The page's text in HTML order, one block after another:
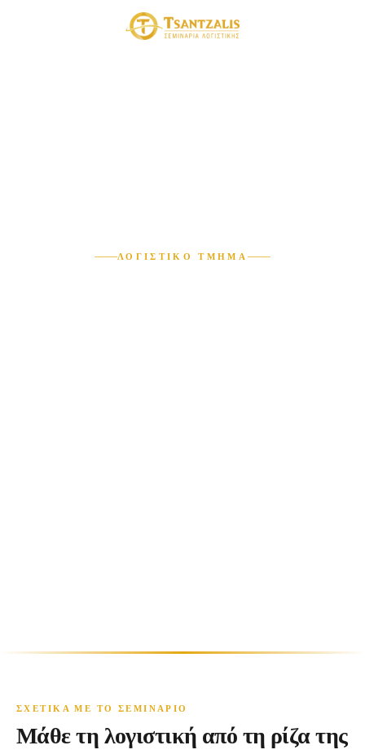
ΛΟΓΙΣΤΙΚΟ ΤΜΗΜΑ
ΣΧΕΤΙΚΆ ΜΕ ΤΟ ΣΕΜΙΝΆΡΙΟ
Μάθε τη λογιστική από τη ρίζα της